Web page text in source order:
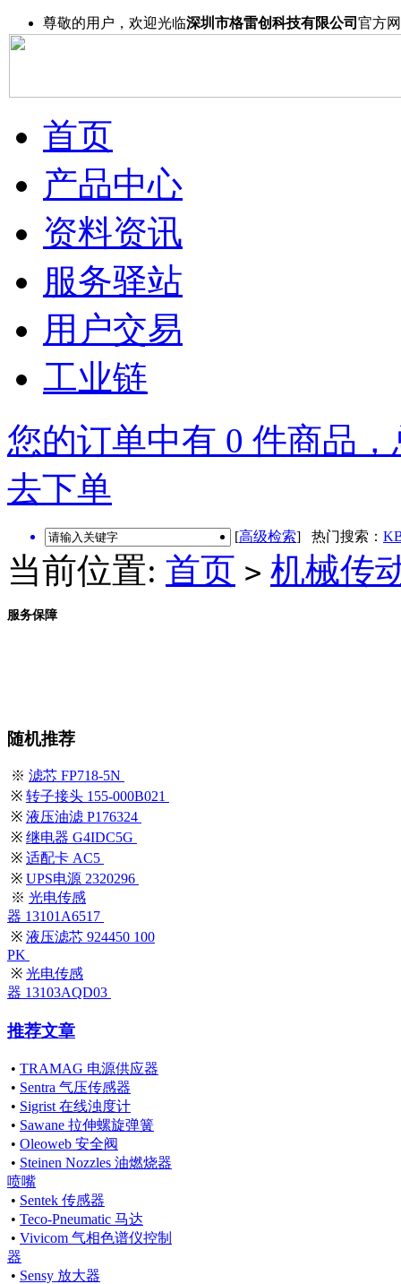
尊敬的用户，欢迎光临深圳市格雷创科技有限公司 官方
首页
产品中心
资料资讯
服务驿站
用户交易
工业链
您的订单中有 0 件商品
去下单
[高级检索] 热门搜索：
当前位置: 首页 > 机械传
服务保障
随机推荐
※ 滤芯 FP718-5N
※ 转子接头 155-000B021
※ 液压油滤 P176324
※ 继电器 G4IDC5G
※ 适配卡 AC5
※ UPS电源 2320296
※ 光电传感
器 13101A6517
※ 液压滤芯 924450 100
PK
※ 光电传感
器 13103AQD03
推荐文章
• TRAMAG 电源供应器
• Sentra 气压传感器
• Sigrist 在线浊度计
• Sawane 拉伸螺旋弹簧
• Oleoweb 安全阀
• Steinen Nozzles 油燃烧器
喷嘴
• Sentek 传感器
• Teco-Pneumatic 马达
• Vivicom 气相色谱仪控制
器
• Sensy 放大器